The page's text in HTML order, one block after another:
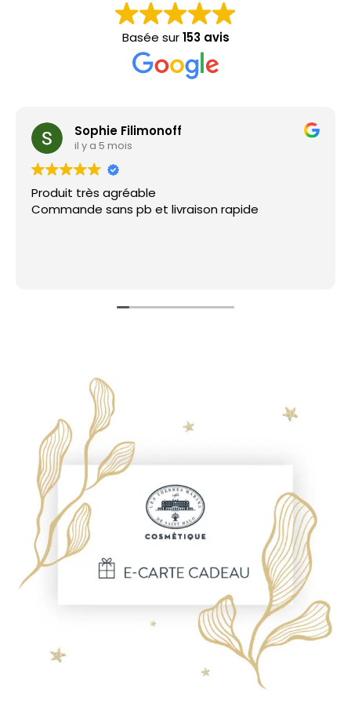
Basée sur153 avis
Sophie Filimonoff
il y a 5 mois
Produit très agréable
Commande sans pb et livraison rapide